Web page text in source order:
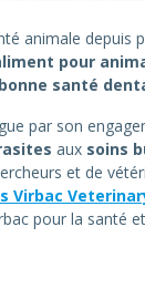
animale depuis
pour
santé
par son
aux soins
et de
Virbac
pour la santé